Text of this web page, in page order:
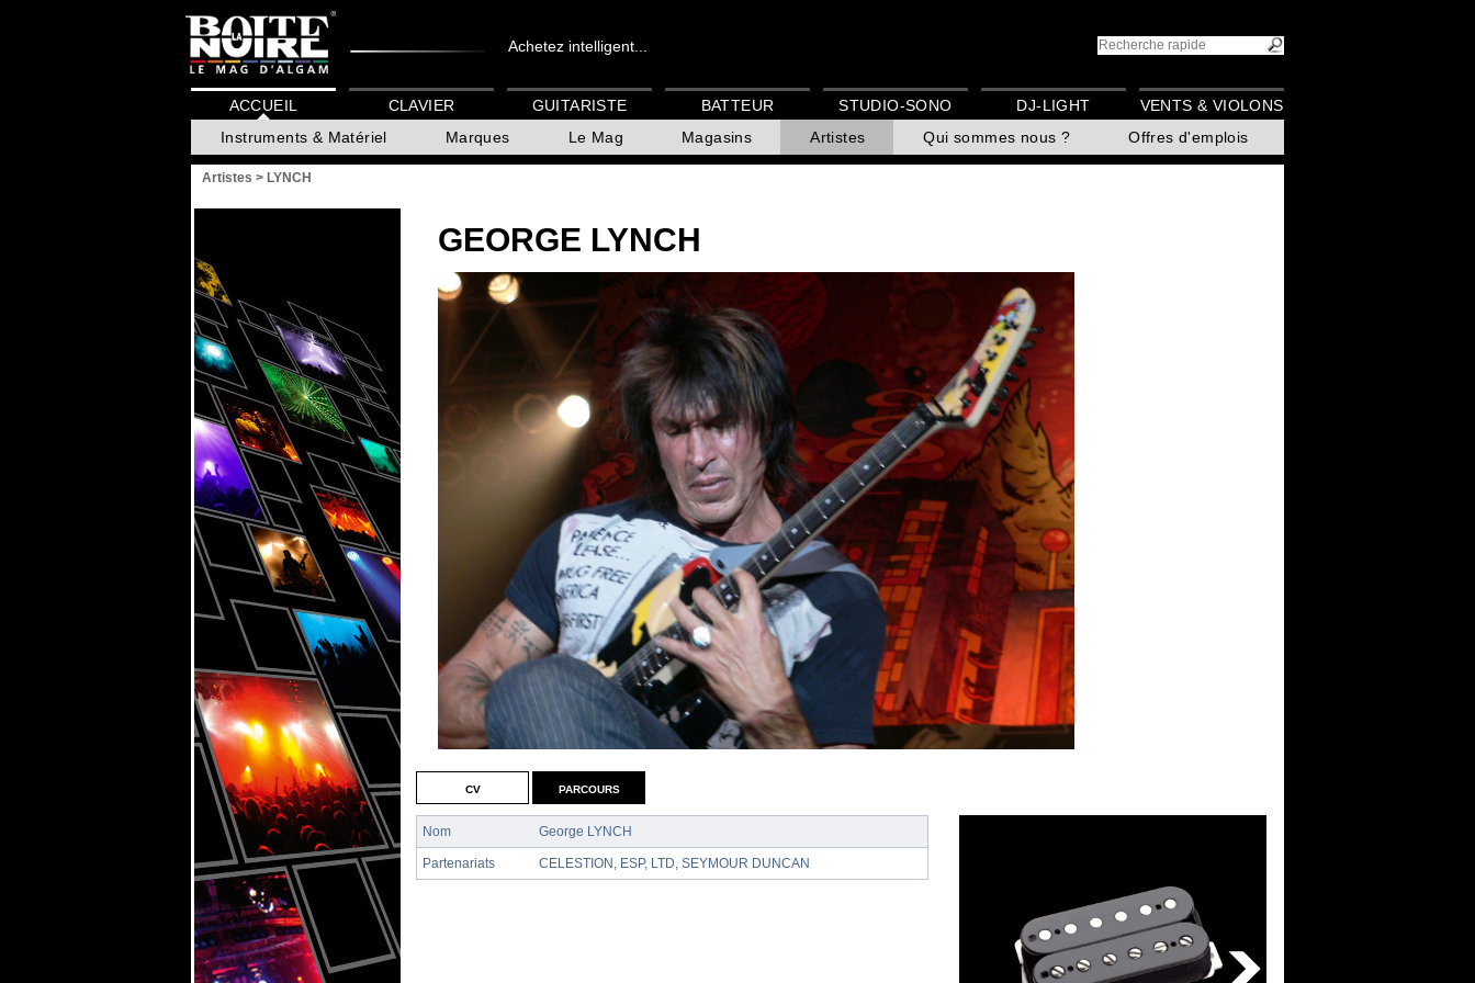
Achetez intelligent...
ACCUEIL
Instruments & Matériel
Marques Le Mag Magasins Artistes Qui sommes nous ? Offres d'emplois
CLAVIER GUITARISTE BATTEUR STUDIO-SONO DJ-LIGHT VENTS & VIOLONS
Artistes > LYNCH
GEORGE LYNCH
cv
Nom George LYNCH
Partenariats CELESTION, ESP, LTD, SEYMOUR DUNCAN
parcours